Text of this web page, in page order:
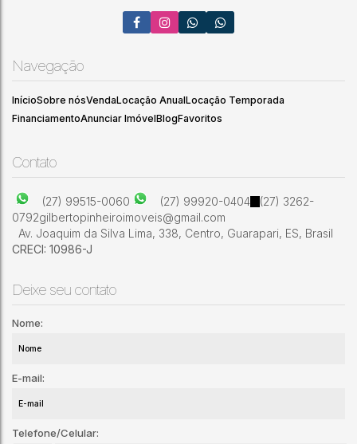
Alfredo Chaves
CEP: 29240-000
Navegação
InícioSobre nósVendaLocação AnualLocação Temporada
FinanciamentoAnunciar ImóvelBlogFavoritos
Contato
(27) 99515-0060 (27) 99920-0404
(27) 3262-
0792gilbertopinheiroimoveis@gmail.com
Av. Joaquim da Silva Lima, 338, Centro, Guarapari, ES, Brasil
CRECI: 10986-J
Deixe seu contato
Nome:
E-mail:
Telefone/Celular: